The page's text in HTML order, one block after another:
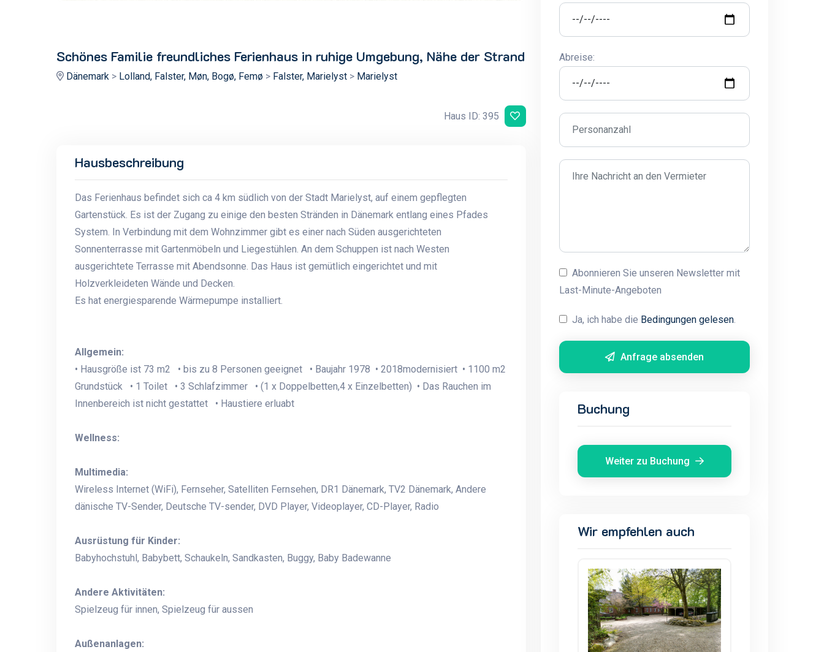
Schönes Familie freundliches Ferienhaus in ruhige Umgebung, Nähe der Strand
Dänemark> Lolland, Falster, Møn, Bogø, Femø> Falster, Marielyst> Marielyst
Haus ID: 395
Hausbeschreibung
Das Ferienhaus befindet sich ca 4 km südlich von der Stadt Marielyst, auf einem gepflegten
Gartenstück. Es ist der Zugang zu einige den besten Stränden in Dänemark entlang eines Pfades
System. In Verbindung mit dem Wohnzimmer gibt es einer nach Süden ausgerichteten
Sonnenterrasse mit Gartenmöbeln und Liegestühlen. An dem Schuppen ist nach Westen
ausgerichtete Terrasse mit Abendsonne. Das Haus ist gemütlich eingerichtet und mit
Holzverkleideten Wände und Decken.
Es hat energiesparende Wärmepumpe installiert.
Allgemein:
• Hausgröße ist 73 m2 • bis zu 8 Personen geeignet • Baujahr 1978 • 2018modernisiert • 1100 m2
Grundstück • 1 Toilet • 3 Schlafzimmer • (1 x Doppelbetten,4 x Einzelbetten) • Das Rauchen im
Innenbereich ist nicht gestattet • Haustiere erluabt
Wellness:
Multimedia:
Wireless Internet (WiFi), Fernseher, Satelliten Fernsehen, DR1 Dänemark, TV2 Dänemark, Andere
dänische TV-Sender, Deutsche TV-sender, DVD Player, Videoplayer, CD-Player, Radio
Ausrüstung für Kinder:
Babyhochstuhl, Babybett, Schaukeln, Sandkasten, Buggy, Baby Badewanne
Andere Aktivitäten:
Spielzeug für innen, Spielzeug für aussen
Außenanlagen:
Abreise:
Abonnieren Sie unseren Newsletter mit
Last-Minute-Angeboten
Ja, ich habe die Bedingungen gelesen.
Anfrage absenden
Buchung
Weiter zu Buchung
Wir empfehlen auch